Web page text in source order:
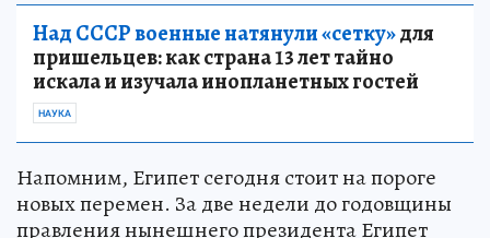
Над СССР военные натянули «сетку»для
пришельцев: как страна 13 лет тайно
искала и изучала инопланетных гостей
НАУКА
Напомним, Египет сегодня стоит на пороге
новых перемен. За две недели до годовщины
правления нынешнего президента Египет